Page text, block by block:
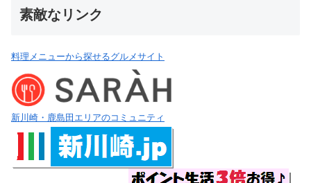
素敵なリンク
料理メニューから探せるグルメサイト
新川崎・鹿島田エリアのコミュニティ